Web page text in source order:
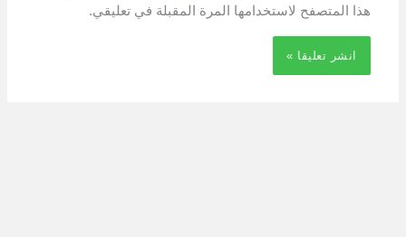
هذا المتصفح لاستخدامها المرة المقبلة في تعليقي.